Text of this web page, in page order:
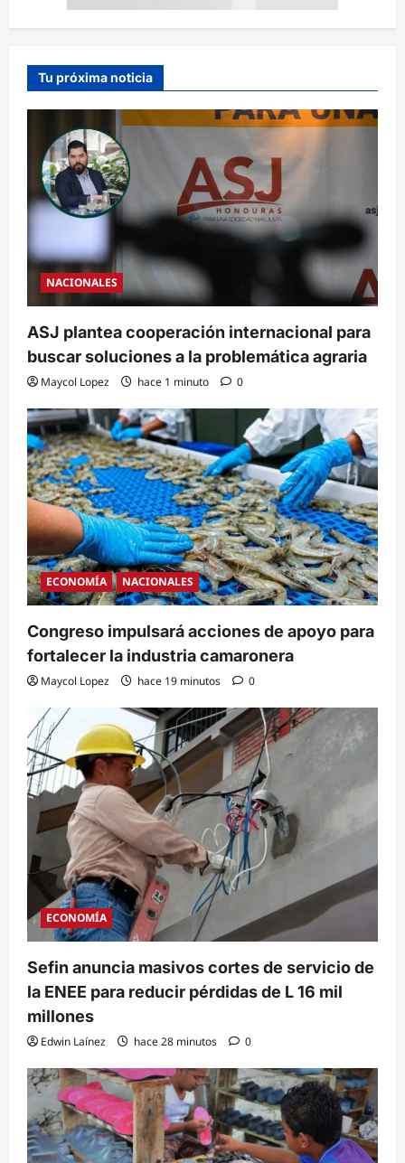
Tu próxima noticia
NACIONALES
ASJ plantea cooperación internacional para
buscar soluciones a la problemática agraria
Maycol Lopez hace 1 minuto 0
ECONOMÍA NACIONALES
Congreso impulsará acciones de apoyo para
fortalecer la industria camaronera
Maycol Lopez hace 19 minutos 0
ECONOMÍA
Sefin anuncia masivos cortes de servicio de
la ENEE para reducir pérdidas de L 16 mil
millones
Edwin Laínez hace 28 minutos 0